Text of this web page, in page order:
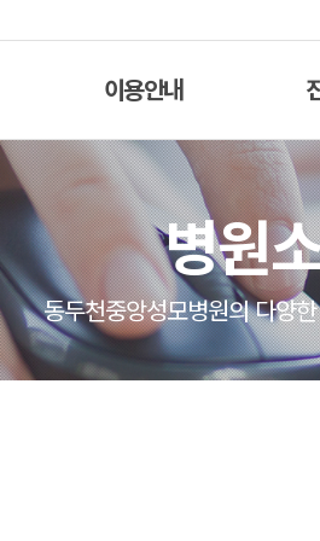
이용안내
병원
동두천중앙성모병원의 다양